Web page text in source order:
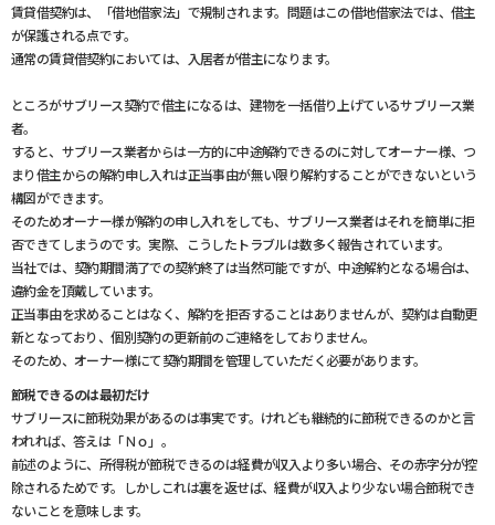
賃貸借契約は、「借地借家法」で規制されます。問題はこの借地借家法では、借主
が保護される点です。
通常の賃貸借契約においては、入居者が借主になります。
ところがサブリース契約で借主になるは、建物を一括借り上げているサブリース業
者。
すると、サブリース業者からは一方的に中途解約できるのに対してオーナー様、つ
まり借主からの解約申し入れは正当事由が無い限り解約することができないという
構図ができます。
そのためオーナー様が解約の申し入れをしても、サブリース業者はそれを簡単に拒
否できてしまうのです。実際、こうしたトラブルは数多く報告されています。
当社では、契約期間満了での契約終了は当然可能ですが、中途解約となる場合は、
違約金を頂戴しています。
正当事由を求めることはなく、解約を拒否することはありませんが、契約は自動更
新となっており、個別契約の更新前のご連絡をしておりません。
そのため、オーナー様にて契約期間を管理していただく必要があります。
節税できるのは最初だけ
サブリースに節税効果があるのは事実です。けれども継続的に節税できるのかと言
われれば、答えは「Ｎｏ」。
前述のように、所得税が節税できるのは経費が収入より多い場合、その赤字分が控
除されるためです。しかしこれは裏を返せば、経費が収入より少ない場合節税でき
ないことを意味します。